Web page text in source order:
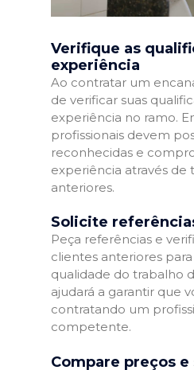
Verifique as
experiência
Ao contratar um
de verificar suas
experiência no ramo.
profissionais devem
reconhecidas e
experiência através de
anteriores.
Solicite
Peça referências e
clientes anteriores
qualidade do trabalho
ajudará a garantir que
contratando um
competente.
Compare preços